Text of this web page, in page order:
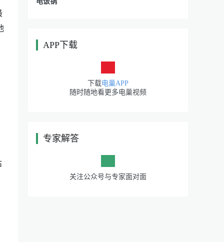
APP下载
下载电巢APP
随时随地看更多电巢视频
专家解答
关注公众号与专家面对面